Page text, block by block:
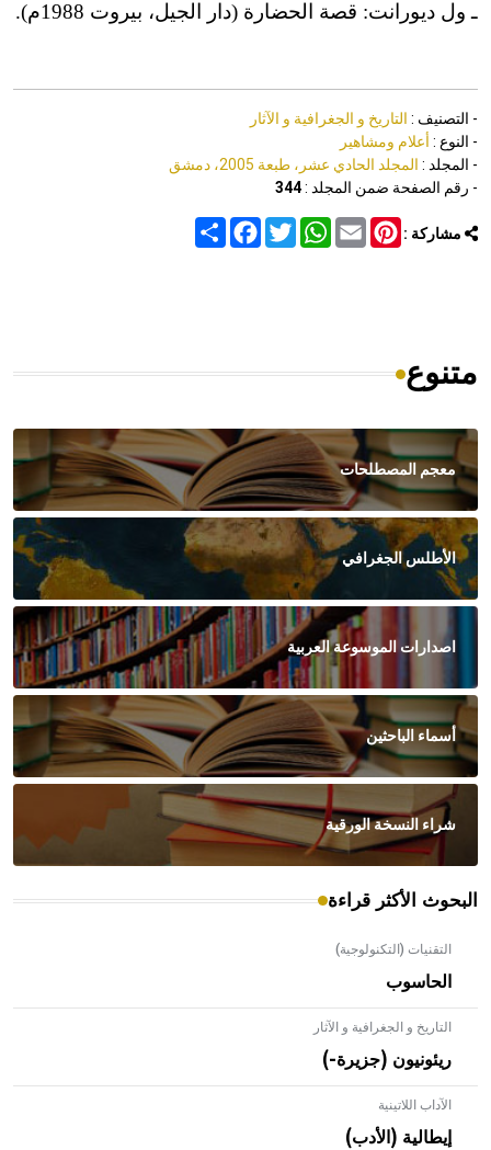
ـ ول ديورانت: قصة الحضارة (دار الجيل، بيروت 1988م).
- التصنيف : التاريخ و الجغرافية و الآثار
- النوع : أعلام ومشاهير
- المجلد : المجلد الحادي عشر، طبعة 2005، دمشق
- رقم الصفحة ضمن المجلد :344
مشاركة : Share
FacebookTwitter
WhatsAppEmail
Pinterest
متنوع
معجم المصطلحات
الأطلس الجغرافي
اصدارات الموسوعة العربية
أسماء الباحثين
شراء النسخة الورقية
البحوث الأكثر قراءة
التقنيات (التكنولوجية)
الحاسوب
التاريخ و الجغرافية و الآثار
ريئونيون (جزيرة-)
الآداب اللاتينية
إيطالية (الأدب)